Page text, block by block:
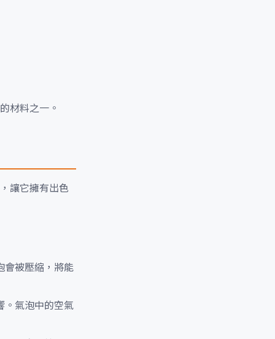
材料之一。
讓它擁有出色
會被壓縮，將能
。氣泡中的空氣